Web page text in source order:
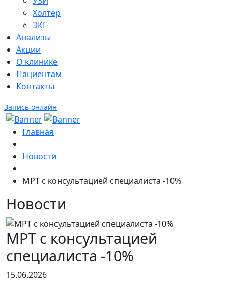
Холтер
ЭКГ
Анализы
Акции
О клинике
Пациентам
Контакты
Запись онлайн
Главная
Новости
МРТ с консультацией специалиста -10%
Новости
МРТ с консультацией
специалиста -10%
15.06.2026